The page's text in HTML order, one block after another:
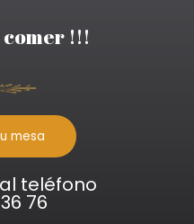
comer !!!
mesa
teléfono
76